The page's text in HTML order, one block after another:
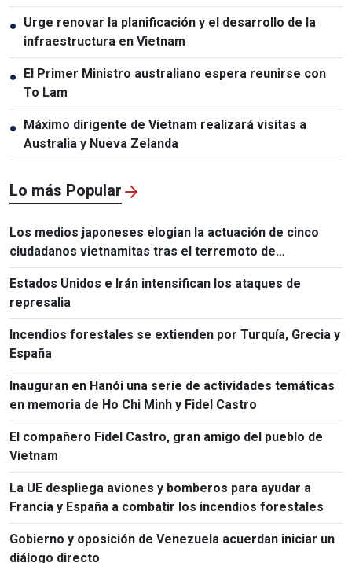
relaciones Vietnam-Tailandia
● Urge renovar la planificación y el desarrollo de la
infraestructura en Vietnam
● El Primer Ministro australiano espera reunirse con
To Lam
● Máximo dirigente de Vietnam realizará visitas a
Australia y Nueva Zelanda
Lo más Popular
Los medios japoneses elogian la actuación de cinco
ciudadanos vietnamitas tras el terremoto de
Kumamoto
Estados Unidos e Irán intensifican los ataques de
represalia
Incendios forestales se extienden por Turquía, Grecia y
España
Inauguran en Hanói una serie de actividades temáticas
en memoria de Ho Chi Minh y Fidel Castro
El compañero Fidel Castro, gran amigo del pueblo de
Vietnam
La UE despliega aviones y bomberos para ayudar a
Francia y España a combatir los incendios forestales
Gobierno y oposición de Venezuela acuerdan iniciar un
diálogo directo